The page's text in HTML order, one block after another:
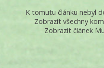
K tomutu článku nebyl
Zobrazit všechny
Zobrazit článek